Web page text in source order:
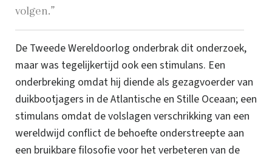
volgen.”
De Tweede Wereldoorlog onderbrak dit onderzoek,
maar was tegelijkertijd ook een stimulans. Een
onderbreking omdat hij diende als gezagvoerder van
duikbootjagers in de Atlantische en Stille Oceaan; een
stimulans omdat de volslagen verschrikking van een
wereldwijd conflict de behoefte onderstreepte aan
een bruikbare filosofie voor het verbeteren van de